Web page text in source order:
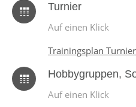
Turnier
Auf einen Klick
Trainingsplan Turnier
Hobbygruppen,
Auf einen Klick